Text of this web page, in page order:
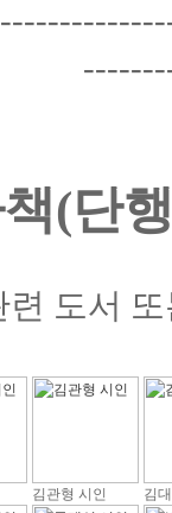
(단
도서
김관형 시인 김